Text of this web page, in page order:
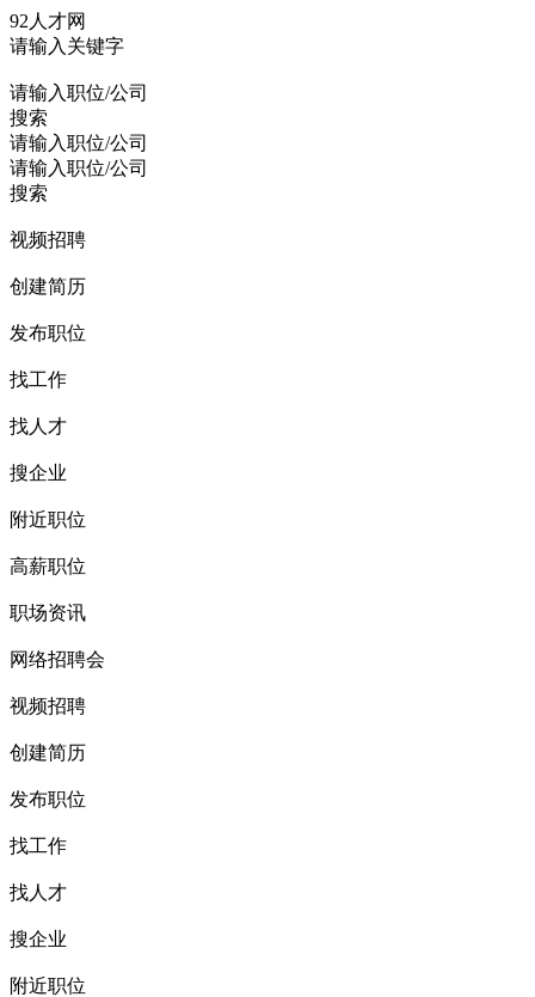
92人才网
请输入关键字
请输入职位/公司
搜索
请输入职位/公司
请输入职位/公司
搜索
视频招聘
创建简历
发布职位
找工作
找人才
搜企业
附近职位
高薪职位
职场资讯
网络招聘会
视频招聘
创建简历
发布职位
找工作
找人才
搜企业
附近职位